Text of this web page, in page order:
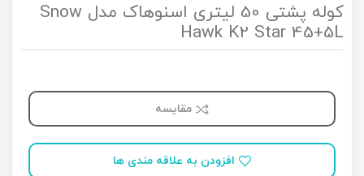
کوله پشتی 50 لیتری اسنوهاک مدل Snow
Hawk K2 Star 45+5L
مقایسه
افزودن به علاقه مندی ها